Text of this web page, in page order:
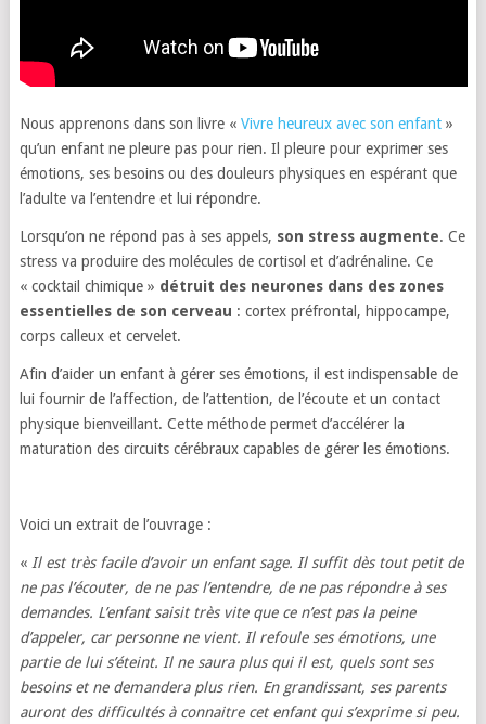
Nous apprenons dans son livre « Vivre heureux avec son enfant»
qu’un enfant ne pleure pas pour rien. Il pleure pour exprimer ses
émotions, ses besoins ou des douleurs physiques en espérant que
l’adulte va l’entendre et lui répondre.
Lorsqu’on ne répond pas à ses appels, son stress augmente. Ce
stress va produire des molécules de cortisol et d’adrénaline. Ce
« cocktail chimique » détruit des neurones dans des zones
essentielles de son cerveau : cortex préfrontal, hippocampe,
corps calleux et cervelet.
Afin d’aider un enfant à gérer ses émotions, il est indispensable de
lui fournir de l’affection, de l’attention, de l’écoute et un contact
physique bienveillant. Cette méthode permet d’accélérer la
maturation des circuits cérébraux capables de gérer les émotions.
Voici un extrait de l’ouvrage :
« Il est très facile d’avoir un enfant sage. Il suffit dès tout petit de
ne pas l’écouter, de ne pas l’entendre, de ne pas répondre à ses
demandes. L’enfant saisit très vite que ce n’est pas la peine
d’appeler, car personne ne vient. Il refoule ses émotions, une
partie de lui s’éteint. Il ne saura plus qui il est, quels sont ses
besoins et ne demandera plus rien. En grandissant, ses parents
auront des difficultés à connaitre cet enfant qui s’exprime si peu.